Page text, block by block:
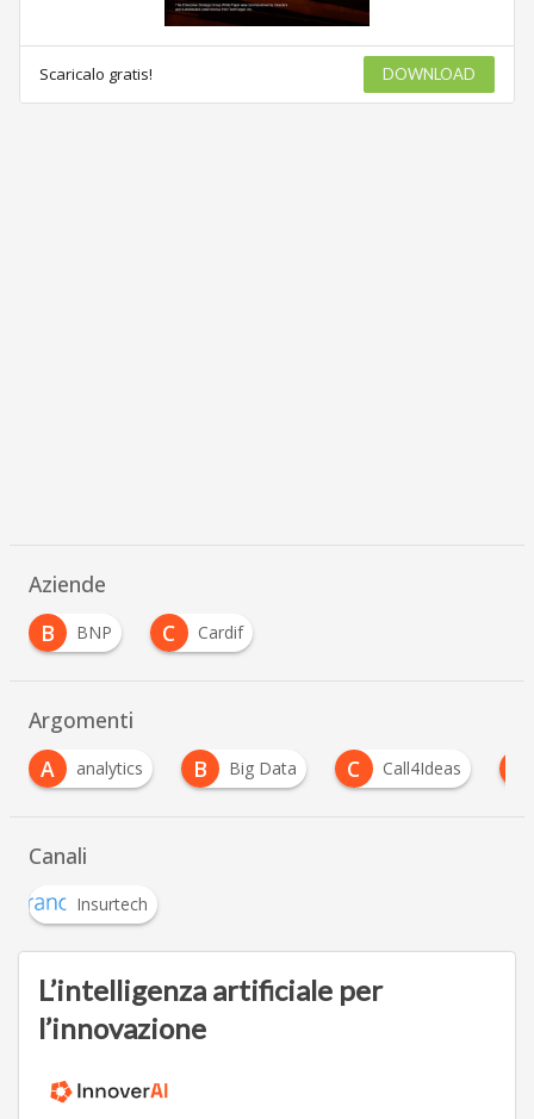
Scaricalo gratis! DOWNLOAD
Aziende
B
BNP C Cardif
Argomenti
B Big Data C Call4Ideas C customer
Canali
Insurtech
L’intelligenza artificiale per
l’innovazione